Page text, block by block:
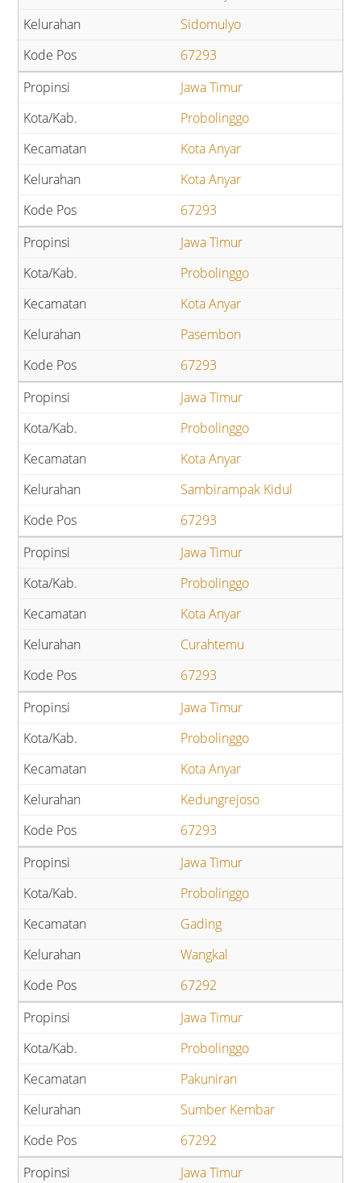
Sidomulyo
67293
Jawa Timur
Probolinggo
Kota Anyar
Kota Anyar
67293
Jawa Timur
Probolinggo
Kota Anyar
Pasembon
67293
Jawa Timur
Probolinggo
Kota Anyar
Sambirampak Kidul
67293
Jawa Timur
Probolinggo
Kota Anyar
Curahtemu
67293
Jawa Timur
Probolinggo
Kota Anyar
Kedungrejoso
67293
Jawa Timur
Probolinggo
Gading
Wangkal
67292
Jawa Timur
Probolinggo
Pakuniran
Sumber Kembar
67292
Jawa Timur